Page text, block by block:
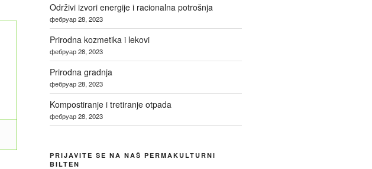
Održivi izvori energije i racionalna potrošnja
фебруар 28, 2023
Prirodna kozmetika i lekovi
фебруар 28, 2023
Prirodna gradnja
фебруар 28, 2023
Kompostiranje i tretiranje otpada
фебруар 28, 2023
PRIJAVITE SE NA NAŠ PERMAKULTURNI
BILTEN